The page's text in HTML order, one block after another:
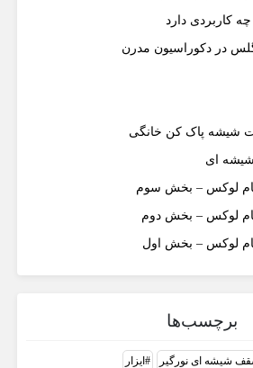
دارد
در دکوراسیون مدرن
پاک کن خانگی
ای
لوکس – بخش سوم
لوکس – بخش دوم
لوکس – بخش اول
برچسب‌ها
شیشه ای نورگیر ایزار